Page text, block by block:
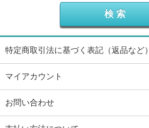
特定商取引法に基づく表記（返品など）
マイアカウント
お問い合わせ